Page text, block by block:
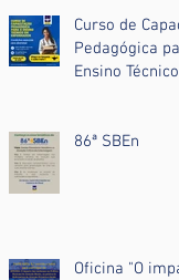
Curso de
Pedagógica
Ensino
86ª SBEn
Oficina "O